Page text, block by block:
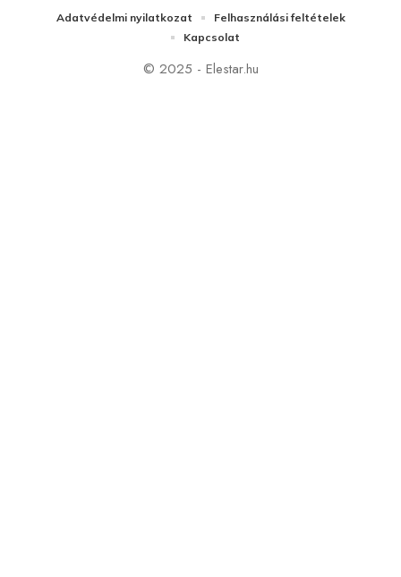
© 2025 - Elestar.hu
Adatvédelmi nyilatkozat
Felhasználási feltételek
Kapcsolat